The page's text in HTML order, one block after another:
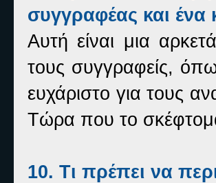
συγγραφέας και
Αυτή είναι μια
τους συγγραφείς,
ευχάριστο για τους
Τώρα που το
10. Τι πρέπει να